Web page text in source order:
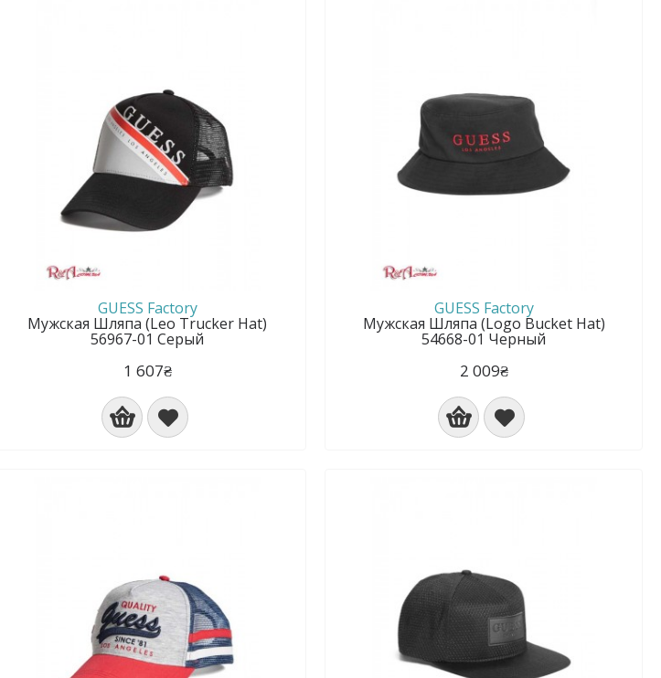
GUESS Factory
Мужская Шляпа (Leo Trucker Hat)
56967-01 Серый
1 607₴
GUESS Factory
Мужская Шляпа (Logo Bucket Hat)
54668-01 Черный
2 009₴